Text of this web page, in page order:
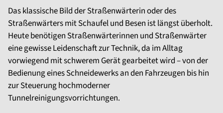
Das klassische Bild der Straßenwärterin oder des
Straßenwärters mit Schaufel und Besen ist längst überholt.
Heute benötigen Straßenwärterinnen und Straßenwärter
eine gewisse Leidenschaft zur Technik, da im Alltag
vorwiegend mit schwerem Gerät gearbeitet wird – von der
Bedienung eines Schneidewerks an den Fahrzeugen bis hin
zur Steuerung hochmoderner
Tunnelreinigungsvorrichtungen.